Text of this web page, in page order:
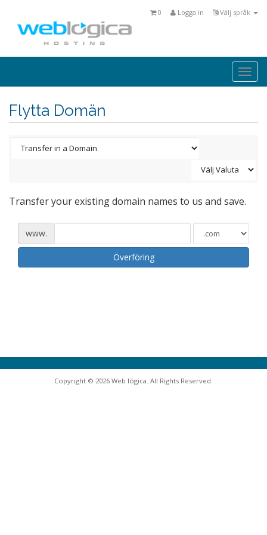
Välj språk
Logga in
0
Flytta Domän
Transfer your existing domain names to us and save.
www.
Överföring
Copyright © 2026 Web lógica. All Rights Reserved.